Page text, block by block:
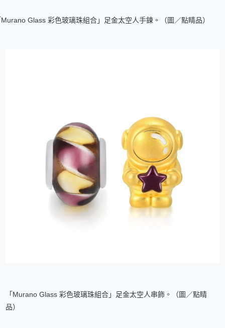
Glass 彩色玻璃珠組合」足金太空人手鍊。（圖／點睛品）
「Murano Glass 彩色玻璃珠組合」足金太空人串飾。（圖／點睛
品）